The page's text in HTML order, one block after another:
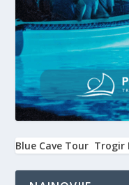
Blue Cave Tour Trogir